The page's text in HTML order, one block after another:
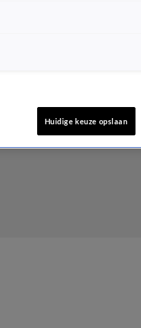
Huidige keuze opslaan